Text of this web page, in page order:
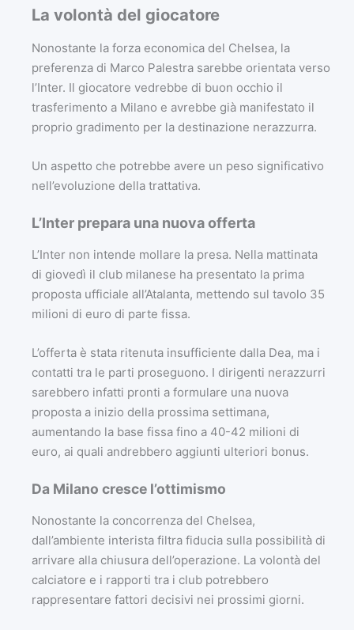
La volontà del giocatore
Nonostante la forza economica del Chelsea, la
preferenza di Marco Palestra sarebbe orientata verso
l’Inter. Il giocatore vedrebbe di buon occhio il
trasferimento a Milano e avrebbe già manifestato il
proprio gradimento per la destinazione nerazzurra.
Un aspetto che potrebbe avere un peso significativo
nell’evoluzione della trattativa.
L’Inter prepara una nuova offerta
L’Inter non intende mollare la presa. Nella mattinata
di giovedì il club milanese ha presentato la prima
proposta ufficiale all’Atalanta, mettendo sul tavolo 35
milioni di euro di parte fissa.
L’offerta è stata ritenuta insufficiente dalla Dea, ma i
contatti tra le parti proseguono. I dirigenti nerazzurri
sarebbero infatti pronti a formulare una nuova
proposta a inizio della prossima settimana,
aumentando la base fissa fino a 40-42 milioni di
euro, ai quali andrebbero aggiunti ulteriori bonus.
Da Milano cresce l’ottimismo
Nonostante la concorrenza del Chelsea,
dall’ambiente interista filtra fiducia sulla possibilità di
arrivare alla chiusura dell’operazione. La volontà del
calciatore e i rapporti tra i club potrebbero
rappresentare fattori decisivi nei prossimi giorni.